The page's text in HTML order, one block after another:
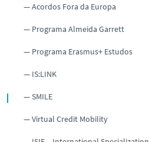
Acordos Fora da Europa
Programa Almeida Garrett
Programa Erasmus+ Estudos
IS:LINK
SMILE
Virtual Credit Mobility